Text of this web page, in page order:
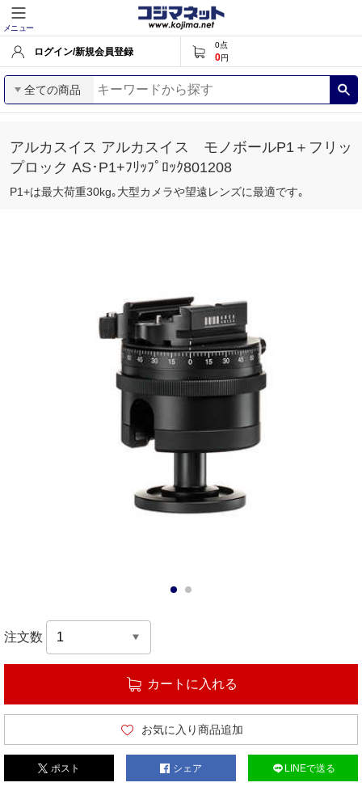
メニュー
ログイン/新規会員登録
0点
0円
全ての商品
アルカスイス アルカスイス モノボールP1＋フリッ
プロック AS･P1+ﾌﾘｯﾌﾟﾛｯｸ801208
P1+は最大荷重30kg｡大型カメラや望遠レンズに最適です｡
注文数
カートに入れる
お気に入り商品追加
ポスト シェア LINEで送る